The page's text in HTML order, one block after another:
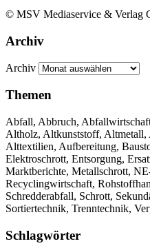
© MSV Mediaservice & Verlag
Archiv
Archiv
Themen
Abfall, Abbruch,
Altholz, Altkunststoff,
Alttextilien, Aufbereitung,
Elektroschrott, Entsorgung,
Marktberichte, Metallschrott,
Recyclingwirtschaft,
Schredderabfall, Schrott,
Sortiertechnik, Trenntechnik,
Schlagwörter